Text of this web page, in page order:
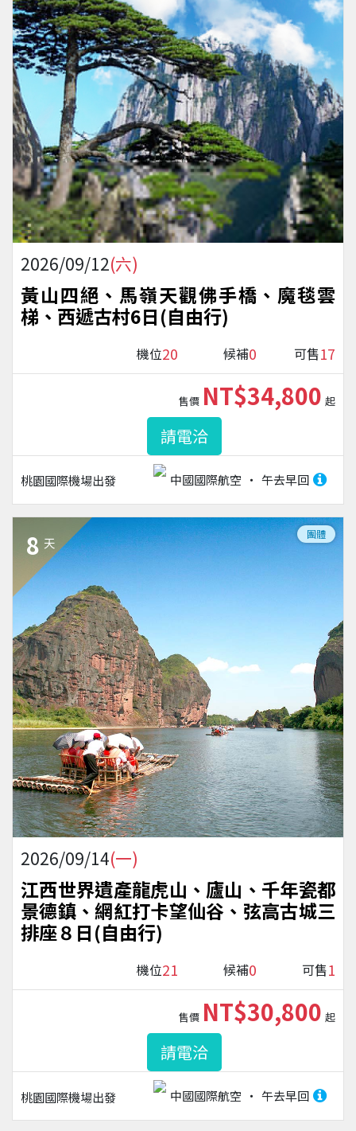
2026/09/12(六)
黃山四絕、馬嶺天觀佛手橋、魔毯雲
梯、西遞古村6日(自由行)
機位20 候補0 可售17
桃園國際機場出發 中國國際航空 午去早回
售價 NT$34,800 起
請電洽
8 天
團體
2026/09/14(一)
江西世界遺產龍虎山、廬山、千年瓷都
景德鎮、網紅打卡望仙谷、弦高古城三
排座８日(自由行)
機位21 候補0 可售1
桃園國際機場出發 中國國際航空 午去早回
售價 NT$30,800 起
請電洽